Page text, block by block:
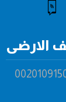
الارضى